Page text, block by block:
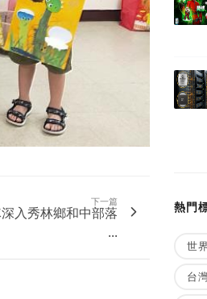
下一篇
入秀林鄉和中部落
...
熱門
世
台